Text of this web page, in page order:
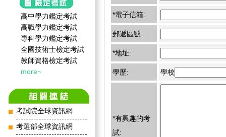
高中學力鑑定考試
高職學力鑑定考試
專科學力鑑定考試
全國技術士檢定考試
教師資格檢定考試
more~
考試院全球資訊網
考選部全球資訊網
*電子信箱:
郵遞區號:
*地址:
學歷: 學校
*有興趣的考
試: